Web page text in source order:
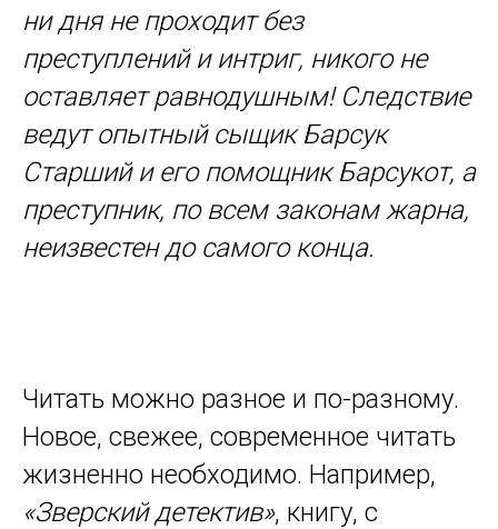
ни дня не проходит без
преступлений и интриг, никого не
оставляет равнодушным! Следствие
ведут опытный сыщик Барсук
Старший и его помощник Барсукот, а
преступник, по всем законам жарна,
неизвестен до самого конца.
Читать можно разное и по-разному.
Новое, свежее, современное читать
жизненно необходимо. Например,
«Зверский детектив», книгу, с